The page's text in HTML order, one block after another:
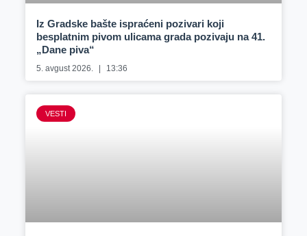
Iz Gradske bašte ispraćeni pozivari koji
besplatnim pivom ulicama grada pozivaju na 41.
„Dane piva“
5. avgust 2026. 13:36
VESTI